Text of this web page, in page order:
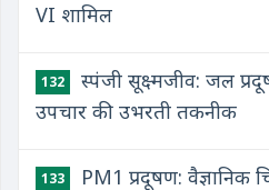
VI शामिल
132
स्पंजी सूक्ष्मजीव: जल
उपचार की उभरती तकनीक
133 PM1 प्रदूषण: वैज्ञानिक